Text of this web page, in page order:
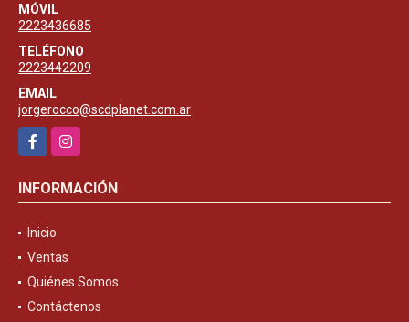
MÓVIL
2223436685
TELÉFONO
2223442209
EMAIL
jorgerocco@scdplanet.com.ar
FacebookInstagram
INFORMACIÓN
Inicio
Ventas
Quiénes Somos
Contáctenos